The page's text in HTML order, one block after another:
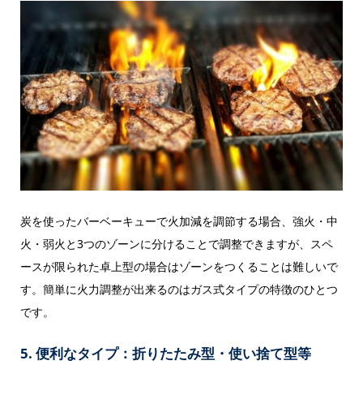
炭を使ったバーベーキューで火加減を調節する場合、強火・中
火・弱火と3つのゾーンに分けることで調整できますが、スペ
ースが限られた卓上型の場合はゾーンをつくることは難しいで
す。簡単に火力調整が出来るのはガス式タイプの特徴のひとつ
です。
5. 便利なタイプ：折りたたみ型・使い捨て型等